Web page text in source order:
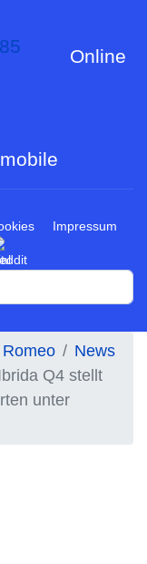
Online
Impressum
News
Q4 stellt
unter